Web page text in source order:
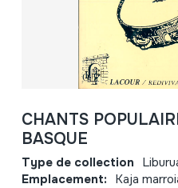
CHANTS
BASQUE
Type de collection
Emplacement: Kaja